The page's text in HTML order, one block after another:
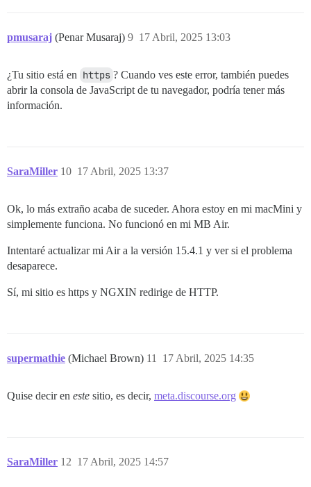
pmusaraj (Penar Musaraj) 17 Abril, 2025 13:03
9
¿Tu sitio está en https ? Cuando ves este error, también puedes
abrir la consola de JavaScript de tu navegador, podría tener más
información.
SaraMiller 17 Abril, 2025 13:37
10
Ok, lo más extraño acaba de suceder. Ahora estoy en mi macMini y
simplemente funciona. No funcionó en mi MB Air.
Intentaré actualizar mi Air a la versión 15.4.1 y ver si el problema
desaparece.
Sí, mi sitio es https y NGXIN redirige de HTTP.
supermathie (Michael Brown) 17 Abril, 2025 14:35
11
Quise decir en este sitio, es decir, meta.discourse.org
SaraMiller 17 Abril, 2025 14:57
12